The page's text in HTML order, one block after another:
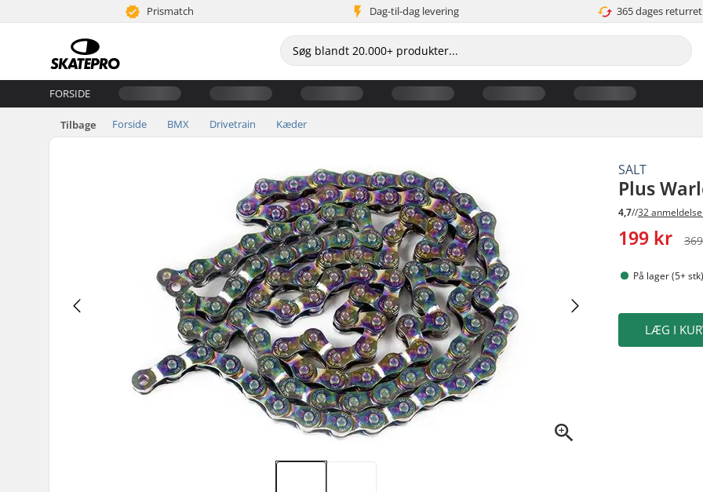
Prismatch Dag-til-dag levering 365 dages returret
FORSIDE
Tilbage Forside BMX Drivetrain Kæder
SALT
Plus
4,7//32
199 kr
På lager (5+
LÆG I